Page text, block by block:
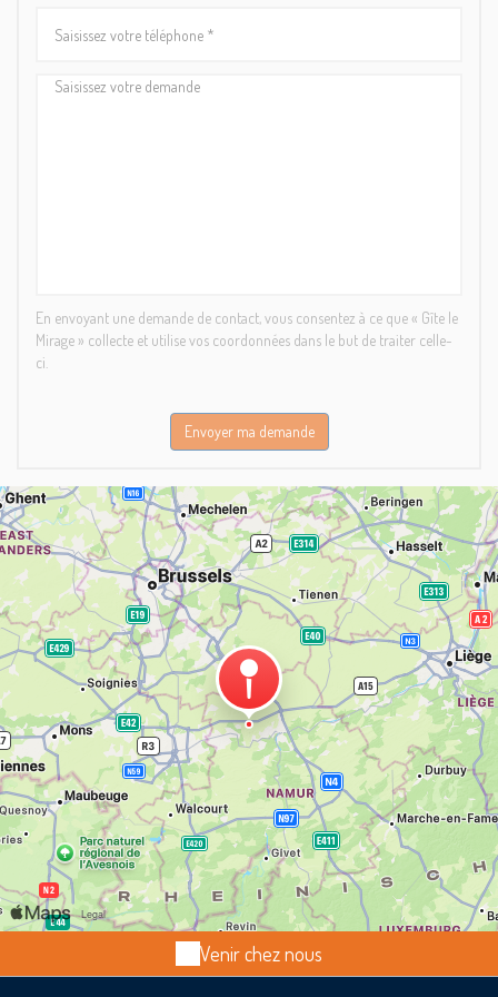
En envoyant une demande de contact, vous consentez à ce que « Gîte le
Mirage » collecte et utilise vos coordonnées dans le but de traiter celle-
ci.
Venir chez nous